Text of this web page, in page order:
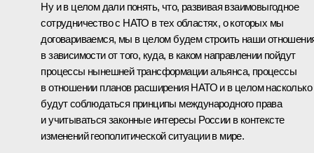
Ну и в целом дали понять, что, развивая взаимовыгодное
сотрудничество с НАТО в тех областях, о которых мы
договариваемся, мы в целом будем строить наши
в зависимости от того, куда, в каком направлении пойдут
процессы нынешней трансформации альянса, процессы
в отношении планов расширения НАТО и в целом насколько
будут соблюдаться принципы международного права
и учитываться законные интересы России в контексте
изменений геополитической ситуации в мире.